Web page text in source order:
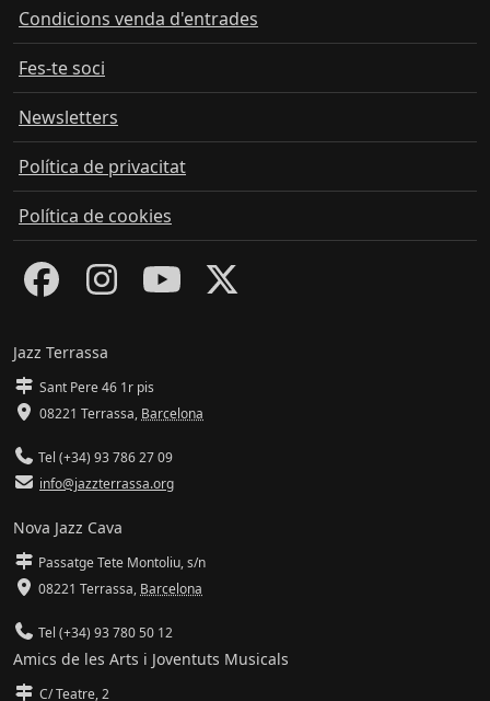
Condicions venda d'entrades
Fes-te soci
Newsletters
Política de privacitat
Política de cookies
Jazz Terrassa
Sant Pere 46 1r pis
08221 Terrassa, Barcelona
Tel (+34) 93 786 27 09
info@jazzterrassa.org
Nova Jazz Cava
Passatge Tete Montoliu, s/n
08221 Terrassa, Barcelona
Tel (+34) 93 780 50 12
Amics de les Arts i Joventuts Musicals
C/ Teatre, 2